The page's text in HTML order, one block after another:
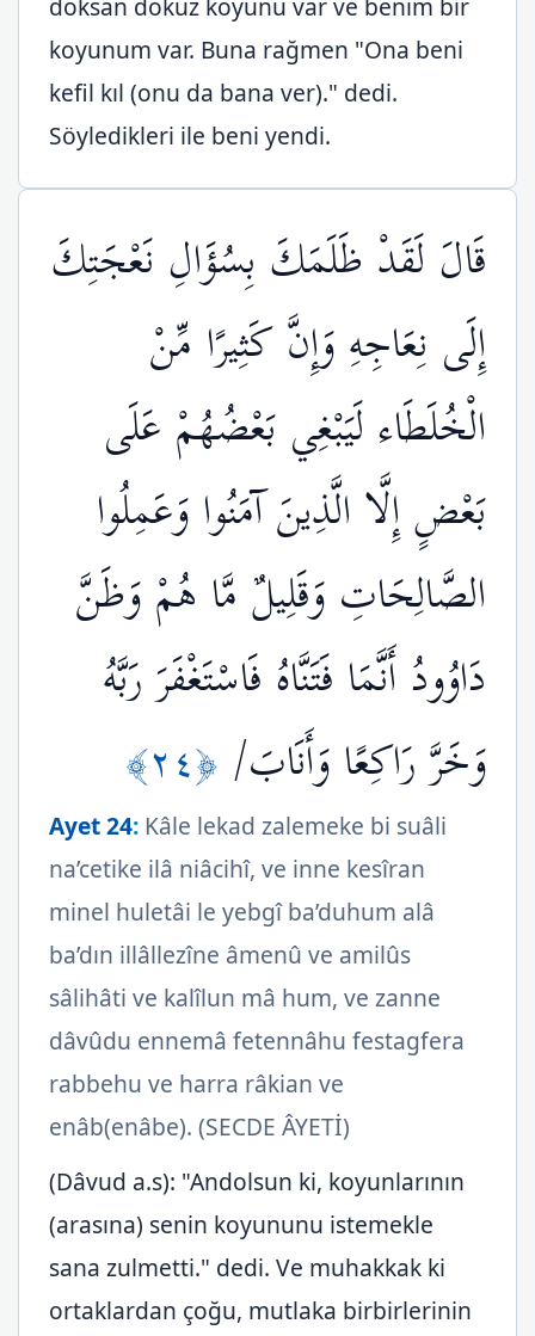
doksan dokuz koyunu var ve benim bir
koyunum var. Buna rağmen "Ona beni
kefil kıl (onu da bana ver)." dedi.
Söyledikleri ile beni yendi.
قَالَ لَقَدْ ظَلَمَكَ بِسُؤَالِ نَعْجَتِكَ
إِلَى نِعَاجِهِ وَإِنَّ كَثِيرًا مِّنْ
الْخُلَطَاء لَيَبْغِي بَعْضُهُمْ عَلَى
بَعْضٍ إِلَّا الَّذِينَ آمَنُوا وَعَمِلُوا
الصَّالِحَاتِ وَقَلِيلٌ مَّا هُمْ وَظَنَّ
دَاوُودُ أَنَّمَا فَتَنَّاهُ فَاسْتَغْفَرَ رَبَّهُ
وَخَرَّ رَاكِعًا وَأَنَابَ/ ﴿٢٤﴾
Ayet 24: Kâle lekad zalemeke bi suâli
na’cetike ilâ niâcihî, ve inne kesîran
minel huletâi le yebgî ba’duhum alâ
ba’dın illâllezîne âmenû ve amilûs
sâlihâti ve kalîlun mâ hum, ve zanne
dâvûdu ennemâ fetennâhu festagfera
rabbehu ve harra râkian ve
enâb(enâbe). (SECDE ÂYETİ)
(Dâvud a.s): "Andolsun ki, koyunlarının
(arasına) senin koyununu istemekle
sana zulmetti." dedi. Ve muhakkak ki
ortaklardan çoğu, mutlaka birbirlerinin